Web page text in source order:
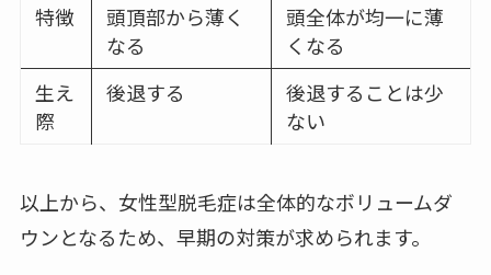
特徴
頭頂部から薄く
なる
頭全体が均一に薄
くなる
生え
際
後退する
後退することは少
ない
以上から、女性型脱毛症は全体的なボリュームダ
ウンとなるため、早期の対策が求められます。